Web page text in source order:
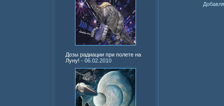
Дозы радиации при полете на
Луну! - 06.02.2010